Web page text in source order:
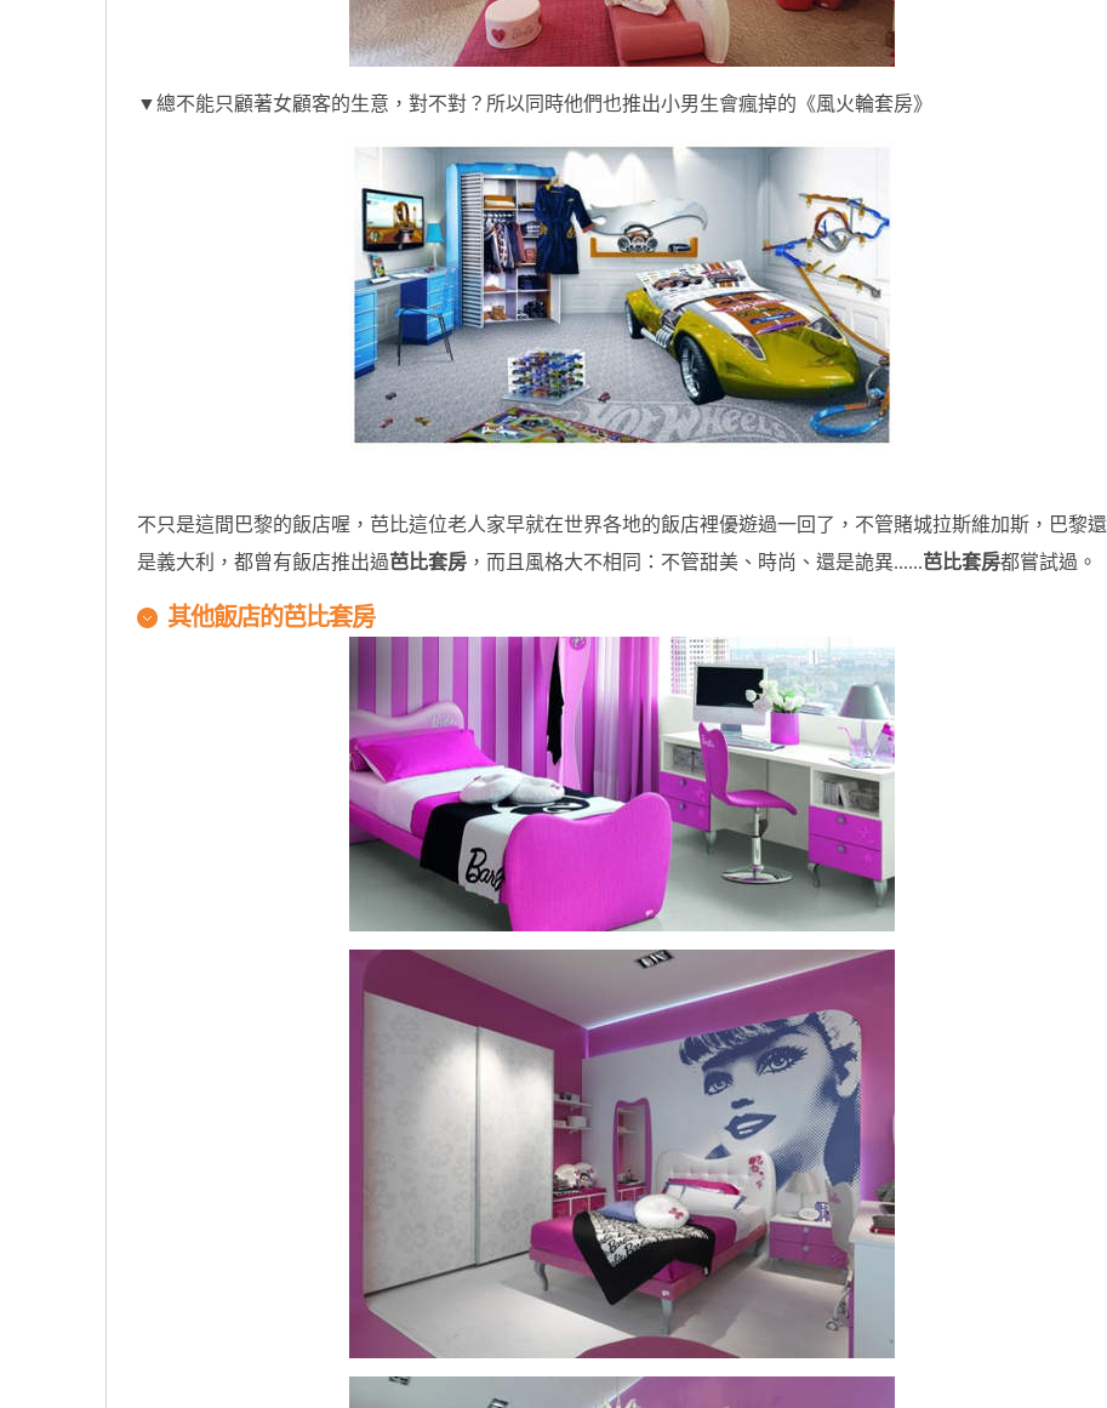
▼總不能只顧著女顧客的生意，對不對？所以同時他們也推出小男生會瘋掉的《風火輪套房》
不只是這間巴黎的飯店喔，芭比這位老人家早就在世界各地的飯店裡優遊過一回了，不管賭城拉斯維加斯，巴黎還
是義大利，都曾有飯店推出過芭比套房 ，而且風格大不相同：不管甜美、時尚、還是詭異......芭比套房都嘗試過。
其他飯店的芭比套房